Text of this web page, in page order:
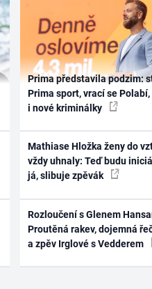
Prima představila podzim:
Prima sport, vrací se Polabí,
i nové kriminálky
Mathiase Hložka ženy do
vždy uhnaly: Teď budu
já, slibuje zpěvák
Rozloučení s Glenem
Proutěná rakev, dojemná
a zpěv Irglové s Vedderem